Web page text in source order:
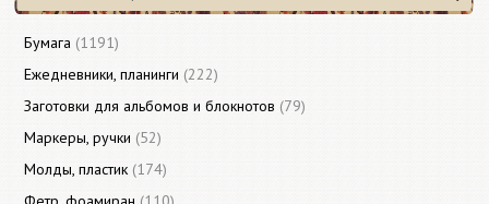
Найти
Бумага (1191)
Ежедневники, планинги (222)
Заготовки для альбомов и блокнотов (79)
Маркеры, ручки (52)
Молды, пластик (174)